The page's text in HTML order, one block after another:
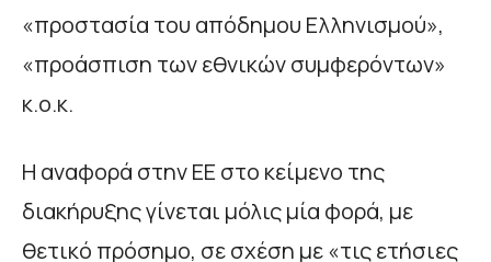
«προστασία του απόδημου Ελληνισμού»,
«προάσπιση των εθνικών συμφερόντων»
κ.ο.κ.
Η αναφορά στην ΕΕ στο κείμενο της
διακήρυξης γίνεται μόλις μία φορά, με
θετικό πρόσημο, σε σχέση με «τις ετήσιες